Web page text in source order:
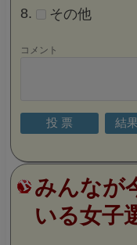
その他
コメント
みんなが
いる女子